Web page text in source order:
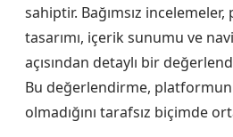
sahiptir. Bağımsız
tasarımı, içerik sunumu ve
açısından detaylı bir
Bu değerlendirme, platformun
olmadığını tarafsız biçimde